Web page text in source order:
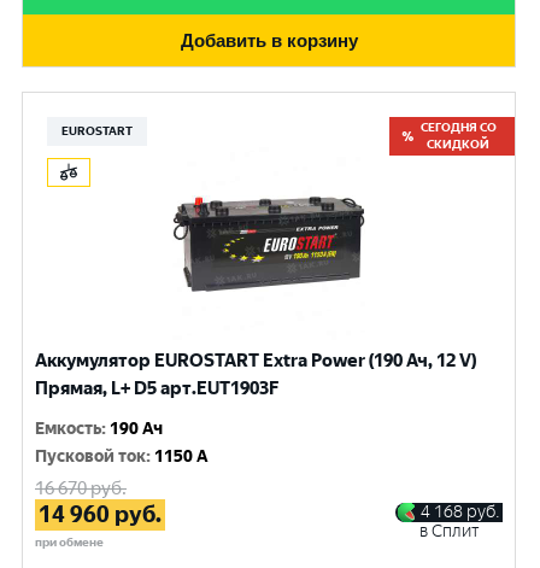
Добавить в корзину
EUROSTART
СЕГОДНЯ СО
СКИДКОЙ
Аккумулятор EUROSTART Extra Power (190 Ач, 12 V)
Прямая, L+ D5 арт.EUT1903F
Емкость: 190 Ач
Пусковой ток: 1150 A
16 670руб.
14 960 руб.
при обмене
4 168 руб.
в Сплит